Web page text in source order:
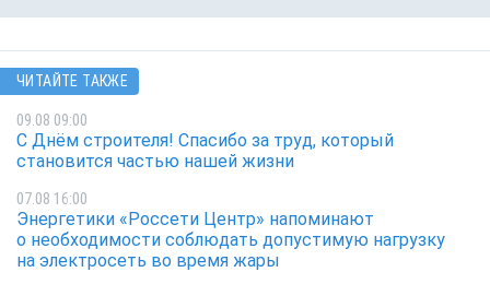
ЧИТАЙТЕ ТАКЖЕ
09.08 09:00
С Днём строителя! Спасибо за труд, который
становится частью нашей жизни
07.08 16:00
Энергетики «Россети Центр» напоминают
о необходимости соблюдать допустимую нагрузку
на электросеть во время жары